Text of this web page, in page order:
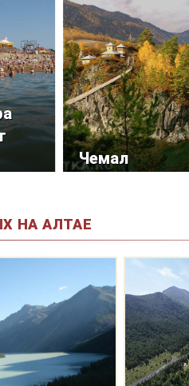
Чемал
НА АЛТАЕ